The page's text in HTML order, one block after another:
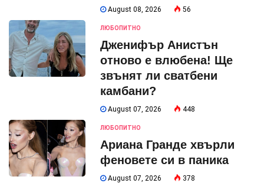
August 08, 2026 56
ЛЮБОПИТНО
Дженифър Анистън
отново е влюбена! Ще
звънят ли сватбени
камбани?
August 07, 2026 448
ЛЮБОПИТНО
Ариана Гранде хвърли
феновете си в паника
August 07, 2026 378